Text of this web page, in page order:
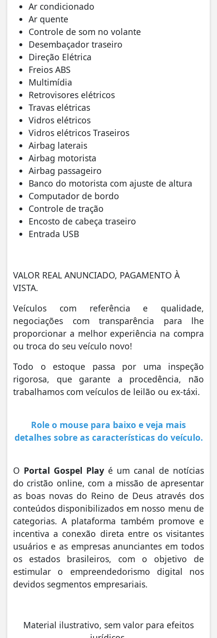
Ar condicionado
Ar quente
Controle de som no volante
Desembaçador traseiro
Direção Elétrica
Freios ABS
Multimídia
Retrovisores elétricos
Travas elétricas
Vidros elétricos
Vidros elétricos Traseiros
Airbag laterais
Airbag motorista
Airbag passageiro
Banco do motorista com ajuste de altura
Computador de bordo
Controle de tração
Encosto de cabeça traseiro
Entrada USB
VALOR REAL ANUNCIADO, PAGAMENTO À
VISTA.
Veículos com referência e qualidade,
negociações com transparência para lhe
proporcionar a melhor experiência na compra
ou troca do seu veículo novo!
Todo o estoque passa por uma inspeção
rigorosa, que garante a procedência, não
trabalhamos com veículos de leilão ou ex-táxi.
Role o mouse para baixo e veja mais
detalhes sobre as características do veículo.
O Portal Gospel Play é um canal de notícias
do cristão online, com a missão de apresentar
as boas novas do Reino de Deus através dos
conteúdos disponibilizados em nosso menu de
categorias. A plataforma também promove e
incentiva a conexão direta entre os visitantes
usuários e as empresas anunciantes em todos
os estados brasileiros, com o objetivo de
estimular o empreendedorismo digital nos
devidos segmentos empresariais.
Material ilustrativo, sem valor para efeitos